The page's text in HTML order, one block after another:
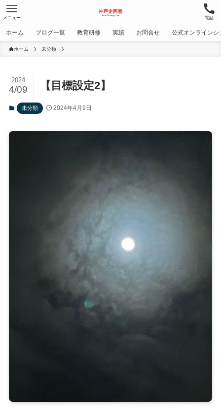
電話
メニュー
ホーム ブログ一覧 教育研修 実績 お問合せ 公式オンラインシ
ホーム 未分類
【目標設定2】
2024
4/09
未分類 2024年4月9日